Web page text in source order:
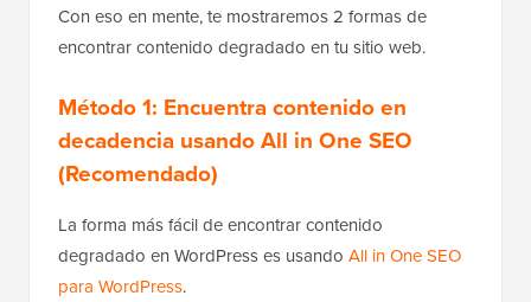
Con eso en mente, te mostraremos 2 formas de
encontrar contenido degradado en tu sitio web.
Método 1: Encuentra contenido en
decadencia usando All in One SEO
(Recomendado)
La forma más fácil de encontrar contenido
degradado en WordPress es usando All in One SEO
para WordPress.